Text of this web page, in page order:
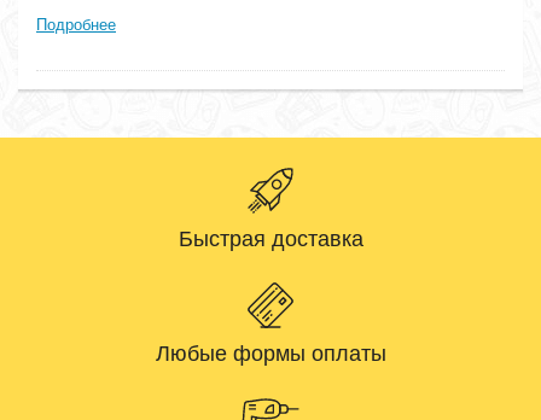
Подробнее
Быстрая доставка
Любые формы оплаты